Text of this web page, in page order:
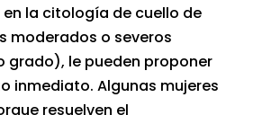
la citología de cuello de
moderados o severos
grado), le pueden proponer
inmediato. Algunas mujeres
resuelven el